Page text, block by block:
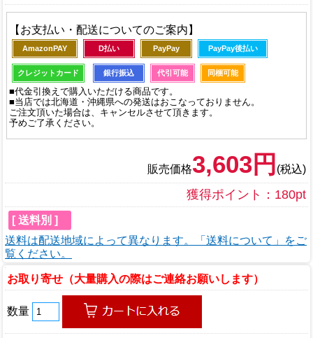
【お支払い・配送についてのご案内】
AmazonPAY D払い PayPay PayPay後払い
クレジットカード 銀行振込 代引可能 同梱可能
■代金引換えで購入いただける商品です。
■当店では北海道・沖縄県への発送はおこなっておりません。
ご注文頂いた場合は、キャンセルさせて頂きます。
予めご了承ください。
販売価格3,603円 (税込)
獲得ポイント：180pt
[ 送料別 ]
送料は配送地域によって異なります。「送料について」をご
覧ください。
お取り寄せ（大量購入の際はご連絡お願いします）
数量